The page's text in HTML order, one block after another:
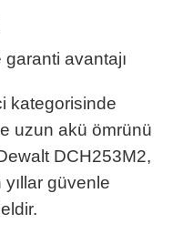
avantajı
kategorisinde
uzun akü ömrünü
DCH253M2,
güvenle